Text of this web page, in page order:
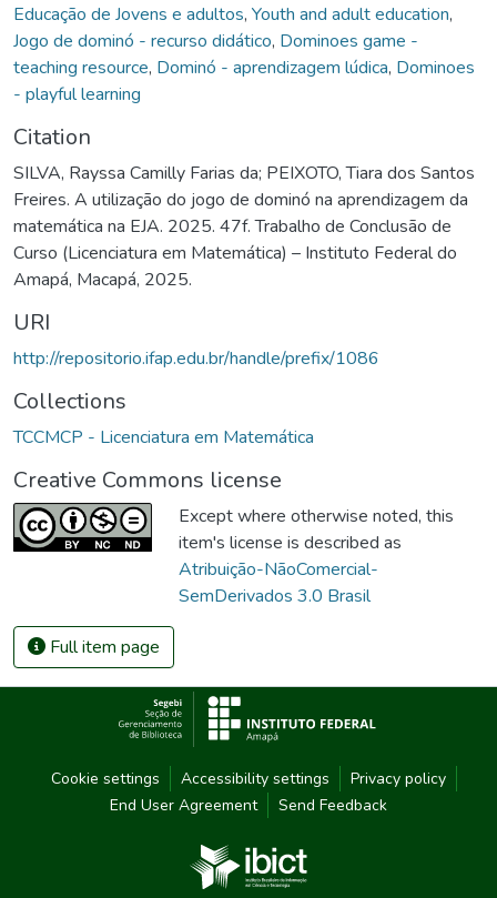
Educação de Jovens e adultos, Youth and adult education,
Jogo de dominó - recurso didático, Dominoes game -
teaching resource, Dominó - aprendizagem lúdica, Dominoes
- playful learning
Citation
SILVA, Rayssa Camilly Farias da; PEIXOTO, Tiara dos Santos
Freires. A utilização do jogo de dominó na aprendizagem da
matemática na EJA. 2025. 47f. Trabalho de Conclusão de
Curso (Licenciatura em Matemática) – Instituto Federal do
Amapá, Macapá, 2025.
URI
http://repositorio.ifap.edu.br/handle/prefix/1086
Collections
TCCMCP - Licenciatura em Matemática
Creative Commons license
Except where otherwise noted, this
item's license is described as
Atribuição-NãoComercial-
SemDerivados 3.0 Brasil
Full item page
Cookie settings Accessibility settings
Privacy policy
End User Agreement
Send Feedback